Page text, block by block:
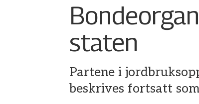
staten
Partene i
beskrives fortsatt